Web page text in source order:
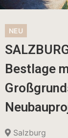
NEU
Bestlage
Salzburg